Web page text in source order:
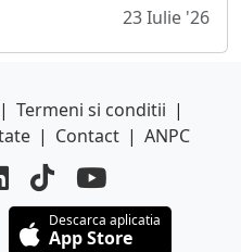
23 Iulie '26
| Termeni si conditii |
| Contact | ANPC
Descarca aplicatia
App Store